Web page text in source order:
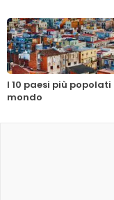
I 10 paesi più popolati
mondo